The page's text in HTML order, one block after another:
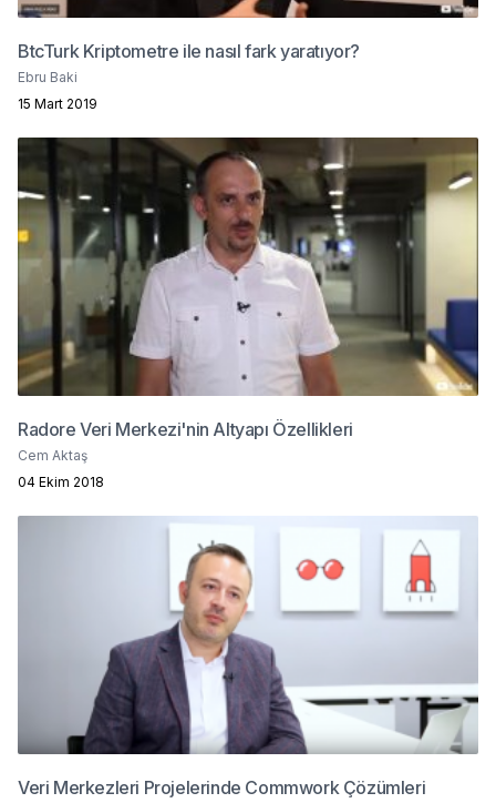
BtcTurk Kriptometre ile nasıl fark yaratıyor?
Ebru Baki
15 Mart 2019
Radore Veri Merkezi'nin Altyapı Özellikleri
Cem Aktaş
04 Ekim 2018
Veri Merkezleri Projelerinde Commwork Çözümleri